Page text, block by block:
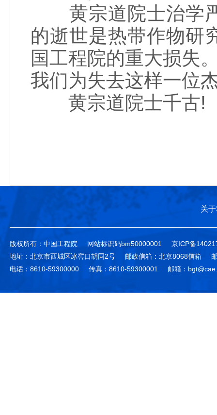
黄宗道院士治学严
的逝世是热带作物研
国工程院的重大损失
我们为失去这样一位
黄宗道院士千古!
关
版权所有：中国工程院 网站标识码bm50000001
京ICP备
地址：北京市西城区冰窖口胡同2号
邮政信箱：北京8068信箱
电话：8610-59300000
传真：8610-59300001 邮箱：